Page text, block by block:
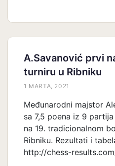
A.Savanović prvi
turniru u Ribniku
1 MARTA, 2021
Međunarodni majstor
sa 7,5 poena iz 9
na 19. tradicionalnom
Ribniku. Rezultati i
http://chess-